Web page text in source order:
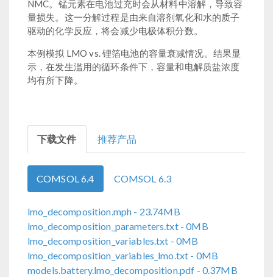
NMC。锰元素在电池过充时会从材料中溶解，导致容
量损失。这一分解过程是由来自溶剂氧化和水的质子
驱动的化学反应，将会减少电极体积分数。
本例模拟 LMO vs. 锂箔电池的容量衰减情况。结果显
示，在发生滥用的循环条件下，容量和电解质盐浓度
均有所下降。
下载文件 推荐产品
COMSOL 6.4 COMSOL 6.3
lmo_decomposition.mph - 23.74MB
lmo_decomposition_parameters.txt- 0MB
lmo_decomposition_variables.txt - 0MB
lmo_decomposition_variables_lmo.txt - 0MB
models.battery.lmo_decomposition.pdf - 0.37MB